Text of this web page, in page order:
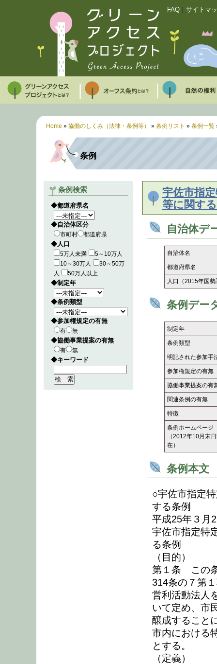
FAQ サイトマ
Home » 協働のしくみ（法律・条例等） » 条例リスト » 条例一覧
条例
条例検索
◆都道府県名
◆自治体区分
市町村 都道府県
◆人口
5万人未満
5～10万人
10～30万人
30～50万
人
50万人以上
◆制定年
◆条例類型
◆参加権規定の有無
有 無
◆協働事業提案の有無
有 無
◆キーワード
宇佐市指
等に関す
自治体デ
自治体名
都道府県名
人口（2015年国勢
条例デー
制定年
条例類型
明記された参加手
参加権規定の有無
協働事業提案の有
関連条例の有無
特徴
条例ホームページ
（2012年10月末
在）
条例本文
○宇佐市指定
する条例
平成25年３月
宇佐市指定特
る条例
（目的）
第１条 この
314条の７第
営利活動法人
いて定め、市
醸成すること
市内における
とする。
（定義）